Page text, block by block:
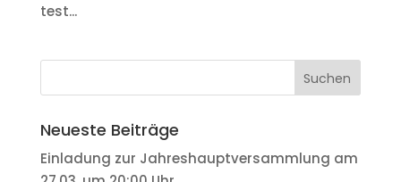
test...
Neueste Beiträge
Einladung zur Jahreshauptversammlung am